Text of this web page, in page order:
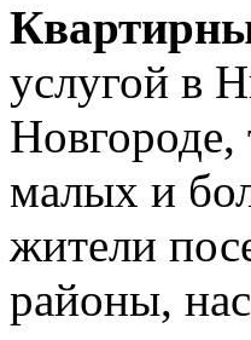
услугой в
Новгороде,
малых и
жители
районы,